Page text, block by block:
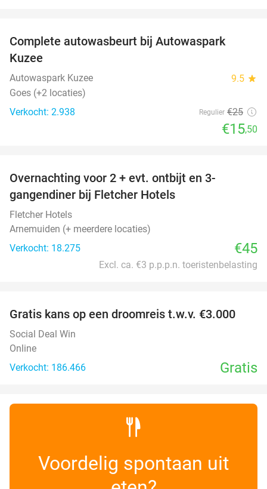
Complete autowasbeurt bij Autowaspark
Kuzee
Autowaspark Kuzee 9.5 star
Goes (+2 locaties)
Verkocht: 2.938
Regulier €25
€15,50
Overnachting voor 2 + evt. ontbijt en 3-
gangendiner bij Fletcher Hotels
Fletcher Hotels
Arnemuiden (+ meerdere locaties)
Verkocht: 18.275
€45
Excl. ca. €3 p.p.p.n. toeristenbelasting
Gratis kans op een droomreis t.w.v. €3.000
Social Deal Win
Online
Verkocht: 186.466
Gratis
Voordelig spontaan uit